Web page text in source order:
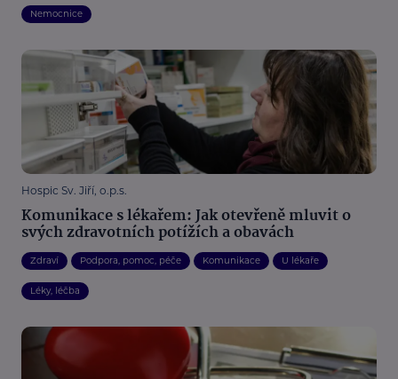
Nemocnice
Hospic Sv. Jiří, o.p.s.
Komunikace s lékařem: Jak otevřeně mluvit o
svých zdravotních potížích a obavách
Zdraví Podpora, pomoc, péče Komunikace U lékaře
Léky, léčba